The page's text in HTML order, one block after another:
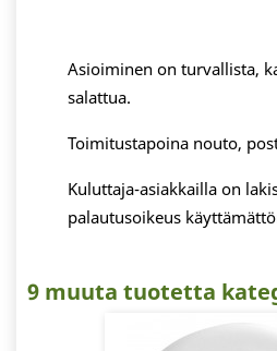
Asioiminen on turvallista,
salattua.
Toimitustapoina nouto,
Kuluttaja-asiakkailla on
palautusoikeus
9 muuta tuotetta